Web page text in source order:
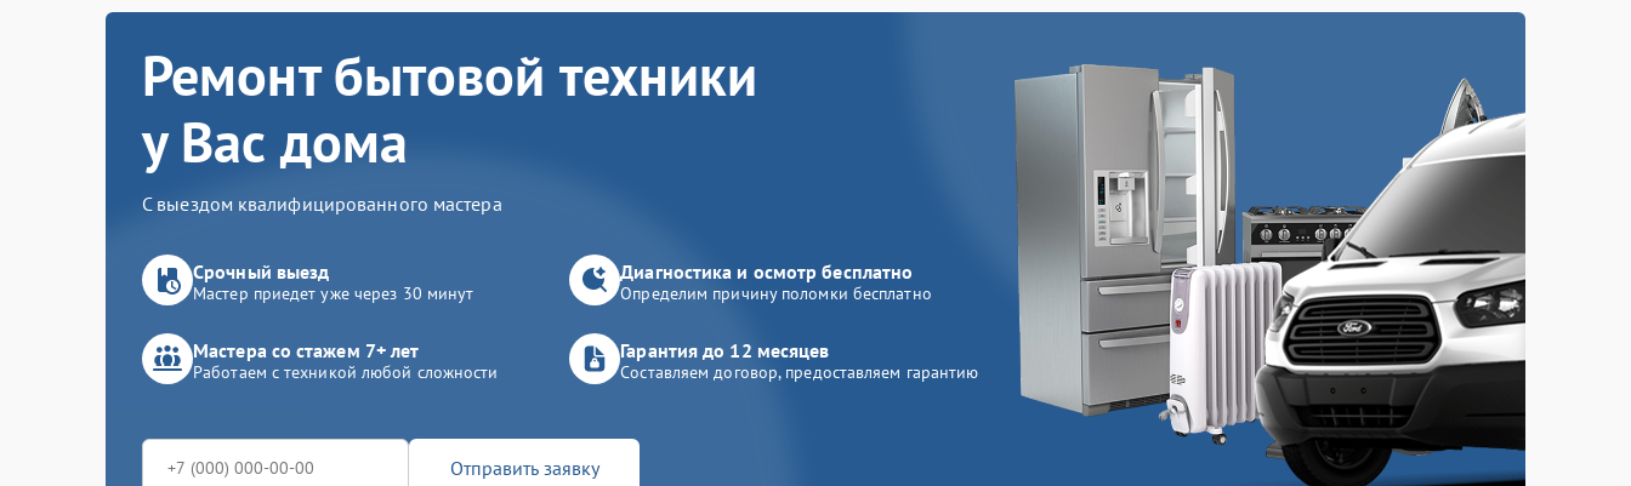
Ремонт бытовой техники
у Вас дома
С выездом квалифицированного мастера
Срочный выезд
Мастер приедет уже через 30 минут
Диагностика и осмотр бесплатно
Определим причину поломки бесплатно
Мастера со стажем 7+ лет
Работаем с техникой любой сложности
Гарантия до 12 месяцев
Составляем договор, предоставляем гарантию
Отправить заявку